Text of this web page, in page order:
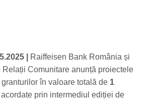
Raiffeisen Bank România și
Relații Comunitare anunță proiectele
în valoare totală de 1
acordate prin intermediul ediției de